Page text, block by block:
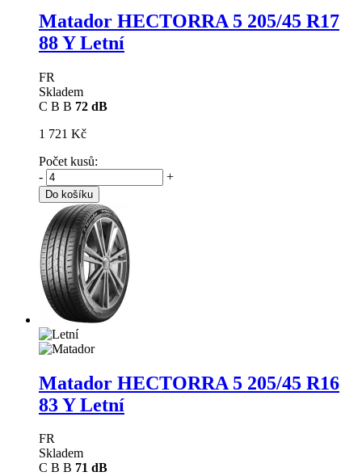
Matador HECTORRA 5 205/45 R17
88 Y Letní
FR
Skladem
C B B 72 dB
1 721 Kč
Počet kusů:
-
+
Do košíku
Matador HECTORRA 5 205/45 R16
83 Y Letní
FR
Skladem
C B B 71 dB